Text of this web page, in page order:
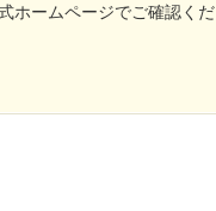
ホームページでご確認くだ